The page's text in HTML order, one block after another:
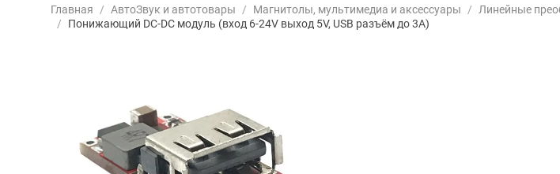
Фото Описание Отзывы
Главная АвтоЗвук и автотовары Магнитолы, мультимедиа и аксессуары
Линейные
Понижающий DC-DC модуль (вход 6-24V выход 5V, USB разъём до 3А)